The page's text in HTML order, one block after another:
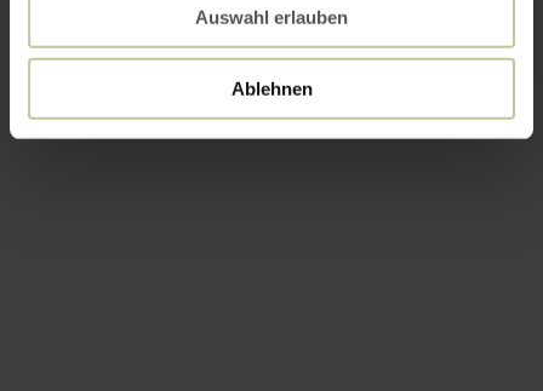
Auswahl erlauben
Ablehnen